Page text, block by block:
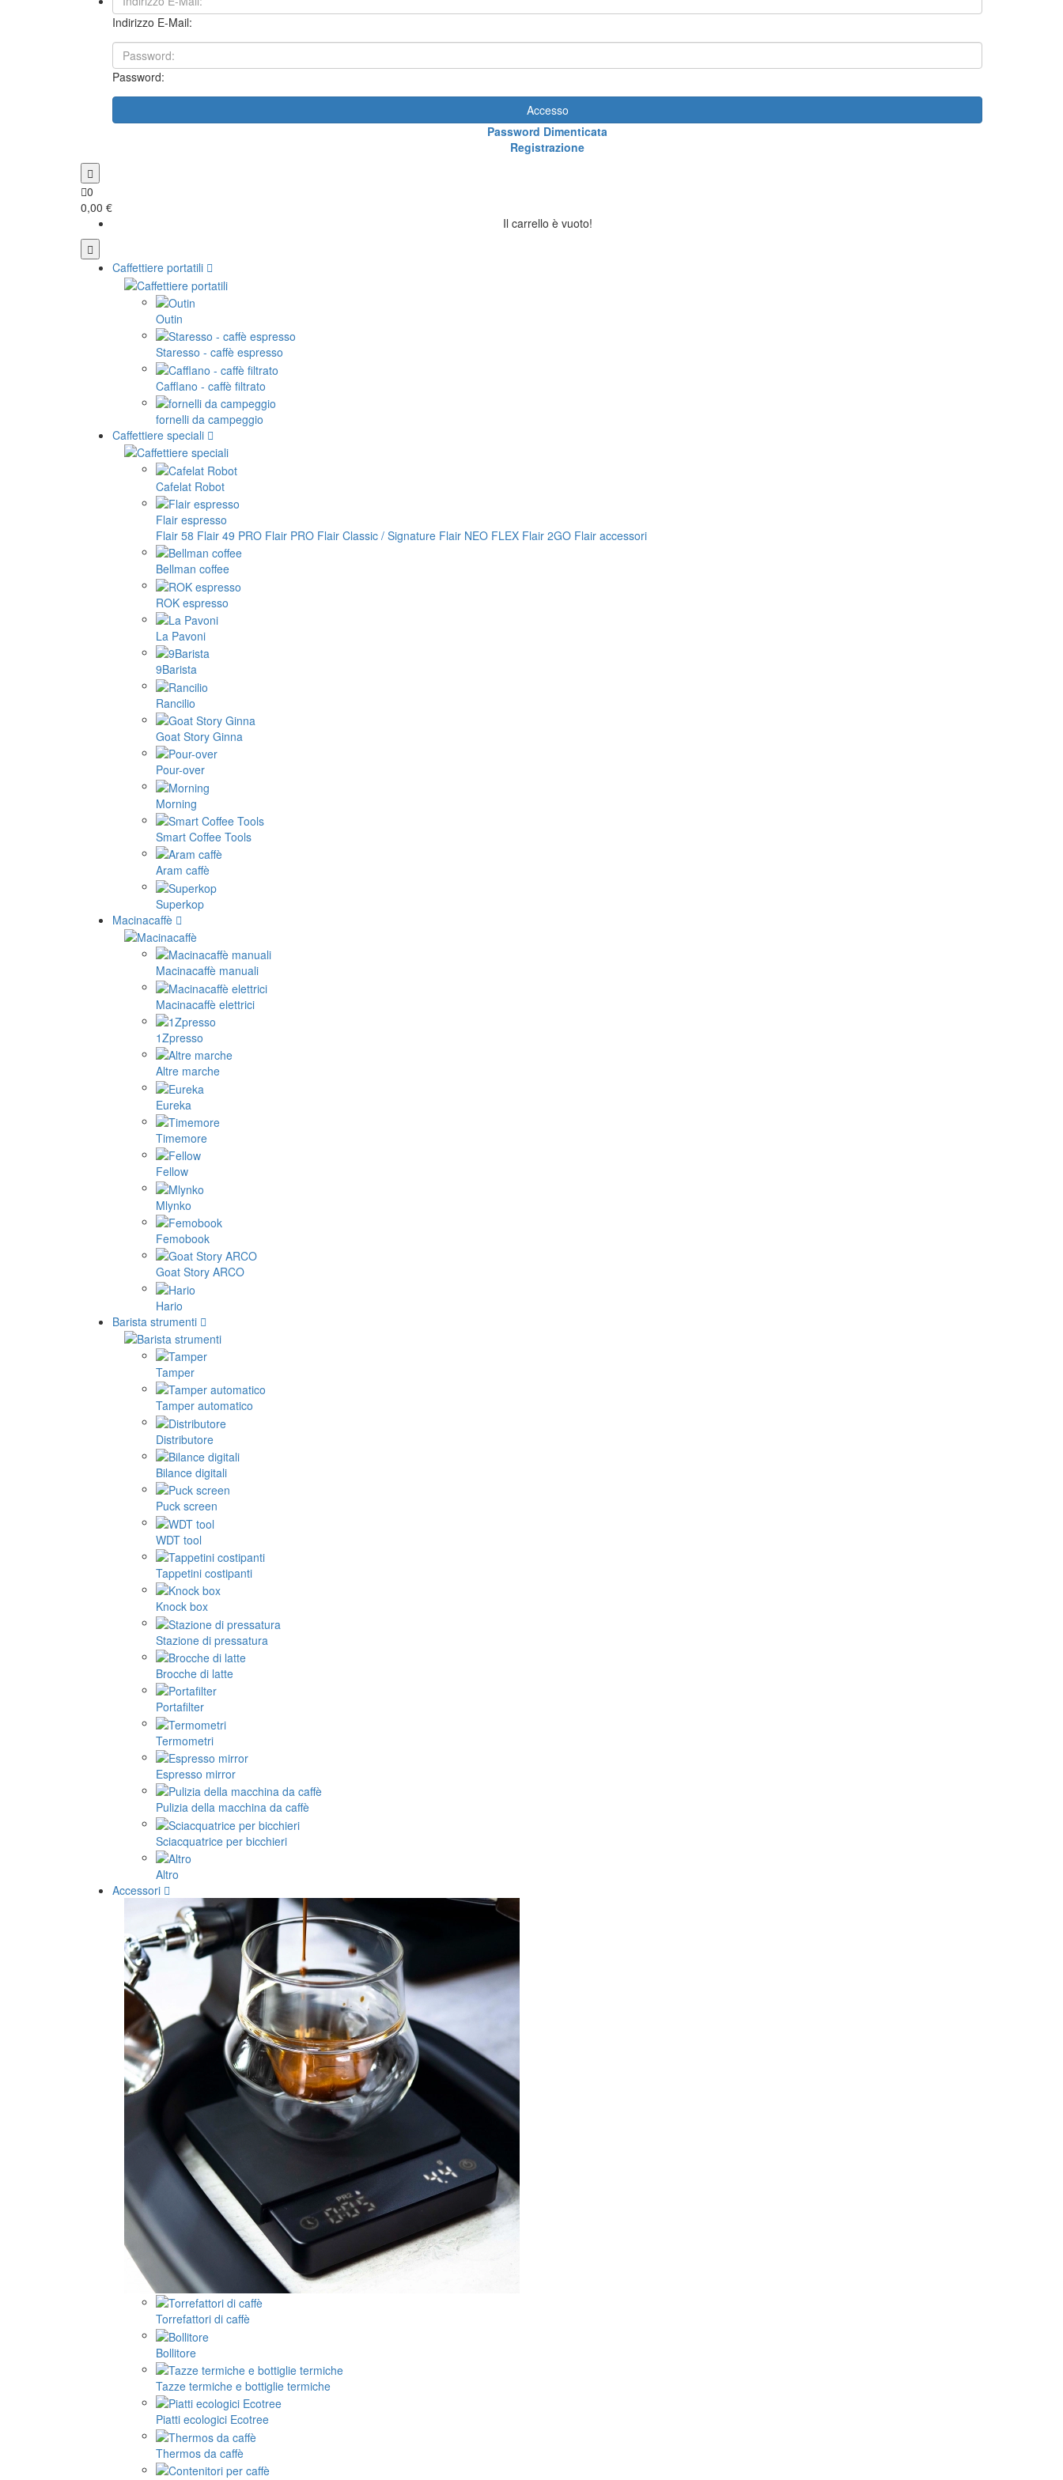
Indirizzo E-Mail:
Password:
Accesso
Password Dimenticata
Registrazione
0
0,00 €
Il carrello è vuoto!
Caffettiere portatili
Outin
Staresso - caffè espresso
Cafflano - caffè filtrato
fornelli da campeggio
Caffettiere speciali
Cafelat Robot
Flair espresso
Flair 58 Flair 49 PRO Flair PRO Flair Classic / Signature Flair NEO FLEX Flair 2GO Flair accessori
Bellman coffee
ROK espresso
La Pavoni
9Barista
Rancilio
Goat Story Ginna
Pour-over
Morning
Smart Coffee Tools
Aram caffè
Superkop
Macinacaffè
Macinacaffè manuali
Macinacaffè elettrici
1Zpresso
Altre marche
Eureka
Timemore
Fellow
Mlynko
Femobook
Goat Story ARCO
Hario
Barista strumenti
Tamper
Tamper automatico
Distributore
Bilance digitali
Puck screen
WDT tool
Tappetini costipanti
Knock box
Stazione di pressatura
Brocche di latte
Portafilter
Termometri
Espresso mirror
Pulizia della macchina da caffè
Sciacquatrice per bicchieri
Altro
Accessori
Torrefattori di caffè
Bollitore
Tazze termiche e bottiglie termiche
Piatti ecologici Ecotree
Thermos da caffè